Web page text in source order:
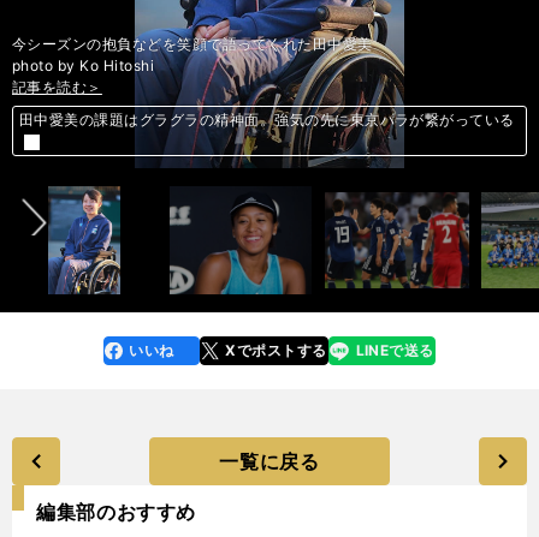
今シーズンの抱負などを笑顔で語ってくれた田中愛美
photo by Ko Hitoshi
記事を読む＞
田中愛美の課題はグラグラの精神面。強気の先に東京パラが繋がっている
記事を読む＞
大坂なおみは変わらないために変える。全豪OPで「矛盾の解」を探す
記事を読む＞
連勝も森保ジャパンに募る不安。中心選手不在、メンバー固定は危ない
記事を読む＞
高校３年間の集大成。スタイルを貫いた瀬戸内の戦いは清々しかった
記事を読む＞
繁栄の一族の系譜。シルヴァーソニックはクラシック制覇を狙える器か
前へ
faceboo
k
いいね Xでポストする
line LINEで送る
一覧に戻る
編集部のおすすめ